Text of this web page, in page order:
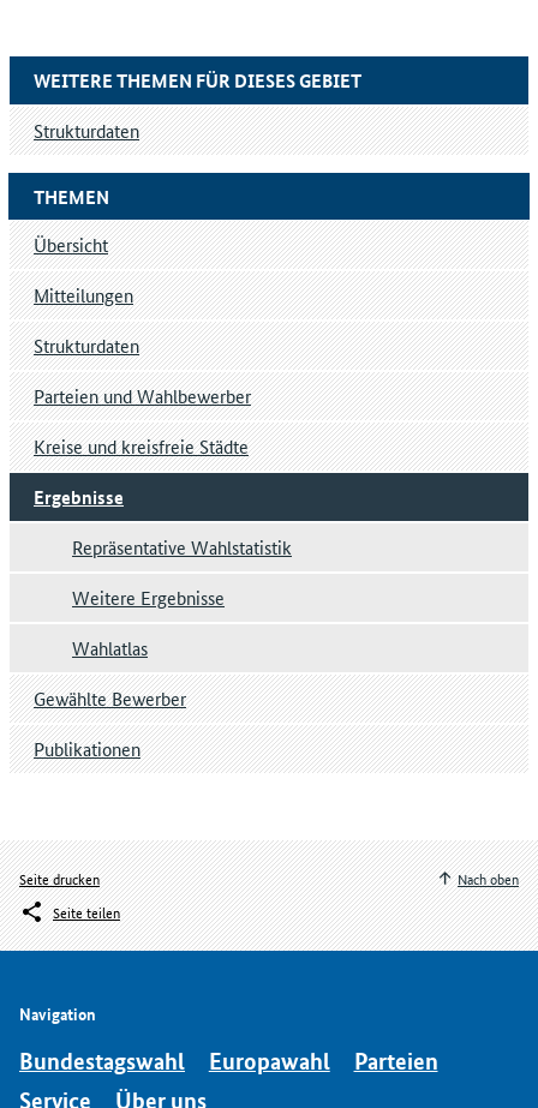
THEMEN
Übersicht
Mitteilungen
Strukturdaten
Parteien und Wahlbewerber
Kreise und kreisfreie Städte
Ergebnisse
Repräsentative Wahlstatistik
Weitere Ergebnisse
Wahlatlas
Gewählte Bewerber
Publikationen
WEITERE THEMEN FÜR DIESES GEBIET
Strukturdaten
Seite drucken
Seite teilen
Nach oben
Navigation
Bundestagswahl Europawahl
Parteien
Service
Über uns